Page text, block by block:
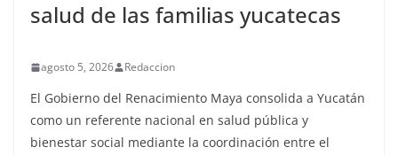
salud de las familias yucatecas
agosto 5, 2026 Redaccion
El Gobierno del Renacimiento Maya consolida a Yucatán
como un referente nacional en salud pública y
bienestar social mediante la coordinación entre el